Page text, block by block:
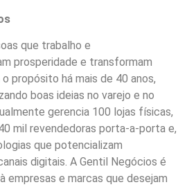
que trabalho e
prosperidade e transformam
propósito há mais de 40 anos,
boas ideias no varejo e no
gerencia 100 lojas físicas,
mil revendedoras porta-a-porta e,
que potencializam
digitais. A Gentil Negócios é
empresas e marcas que desejam